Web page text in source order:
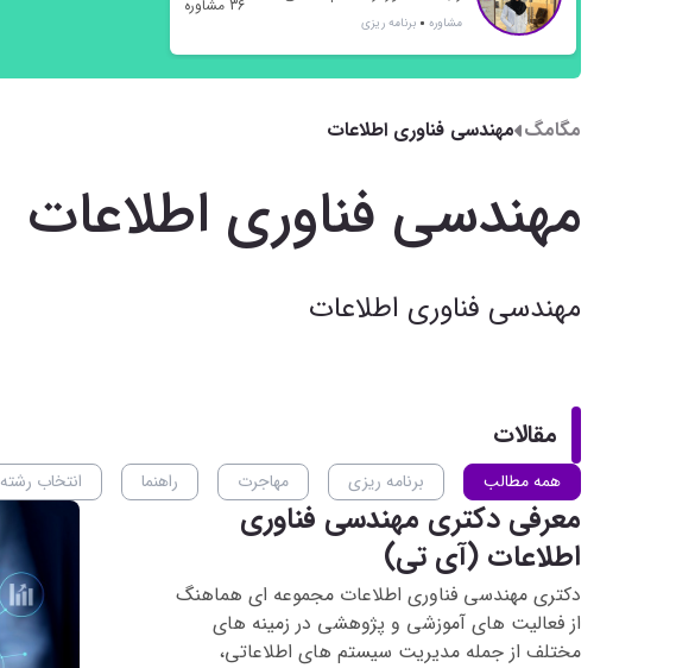
مشاوره برنامه ریزی
36 مشاوره
مگامگ مهندسی فناوری اطلاعات
مهندسی فناوری اطلاعات
مهندسی فناوری اطلاعات
مقالات
همه مطالب برنامه ریزی مهاجرت راهنما انتخاب رشته
معرفی دکتری مهندسی فناوری
اطلاعات (آی تی)
دکتری مهندسی فناوری اطلاعات مجموعه ای هماهنگ
از فعالیت های آموزشی و پژوهشی در زمینه های
مختلف از جمله مدیریت سیستم های اطلاعاتی،